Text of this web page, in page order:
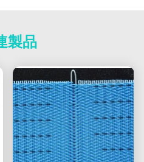
製品